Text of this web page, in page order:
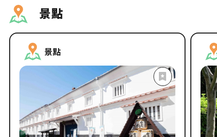
景點
景點